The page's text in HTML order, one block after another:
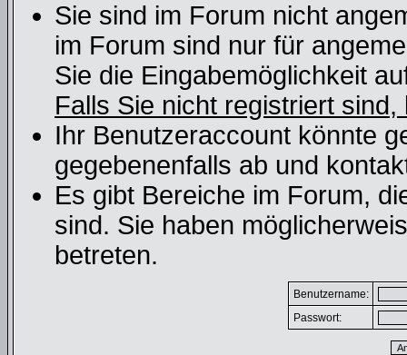
Sie sind im Forum nicht
im Forum sind nur für
Sie die Eingabemöglichkeit
Falls Sie nicht registriert
Ihr Benutzeraccount könnte
gegebenenfalls ab und
Es gibt Bereiche im Forum,
sind. Sie haben
betreten.
Benutzername:
Passwort: